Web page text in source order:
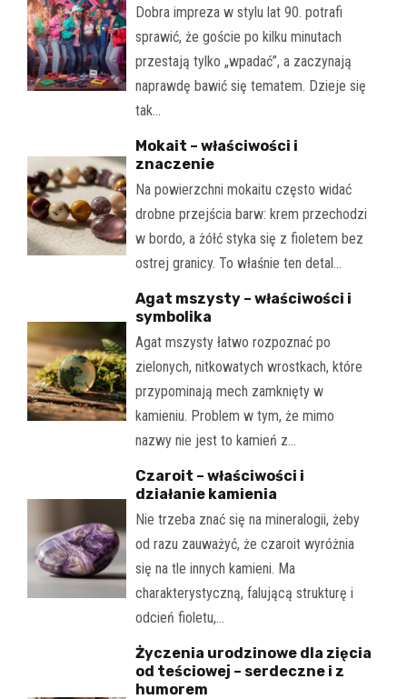
Dobra impreza w stylu lat 90. potrafi
sprawić, że goście po kilku minutach
przestają tylko „wpadać”, a zaczynają
naprawdę bawić się tematem. Dzieje się
tak…
Mokait – właściwości i
znaczenie
Na powierzchni mokaitu często widać
drobne przejścia barw: krem przechodzi
w bordo, a żółć styka się z fioletem bez
ostrej granicy. To właśnie ten detal…
Agat mszysty – właściwości i
symbolika
Agat mszysty łatwo rozpoznać po
zielonych, nitkowatych wrostkach, które
przypominają mech zamknięty w
kamieniu. Problem w tym, że mimo
nazwy nie jest to kamień z…
Czaroit – właściwości i
działanie kamienia
Nie trzeba znać się na mineralogii, żeby
od razu zauważyć, że czaroit wyróżnia
się na tle innych kamieni. Ma
charakterystyczną, falującą strukturę i
odcień fioletu,…
Życzenia urodzinowe dla zięcia
od teściowej – serdeczne i z
humorem